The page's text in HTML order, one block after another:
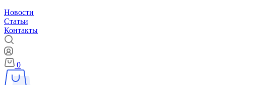
Новости
Статьи
Контакты
0